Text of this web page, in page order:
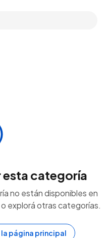
esta categoría
no están disponibles en
explorá otras categorías.
la página principal